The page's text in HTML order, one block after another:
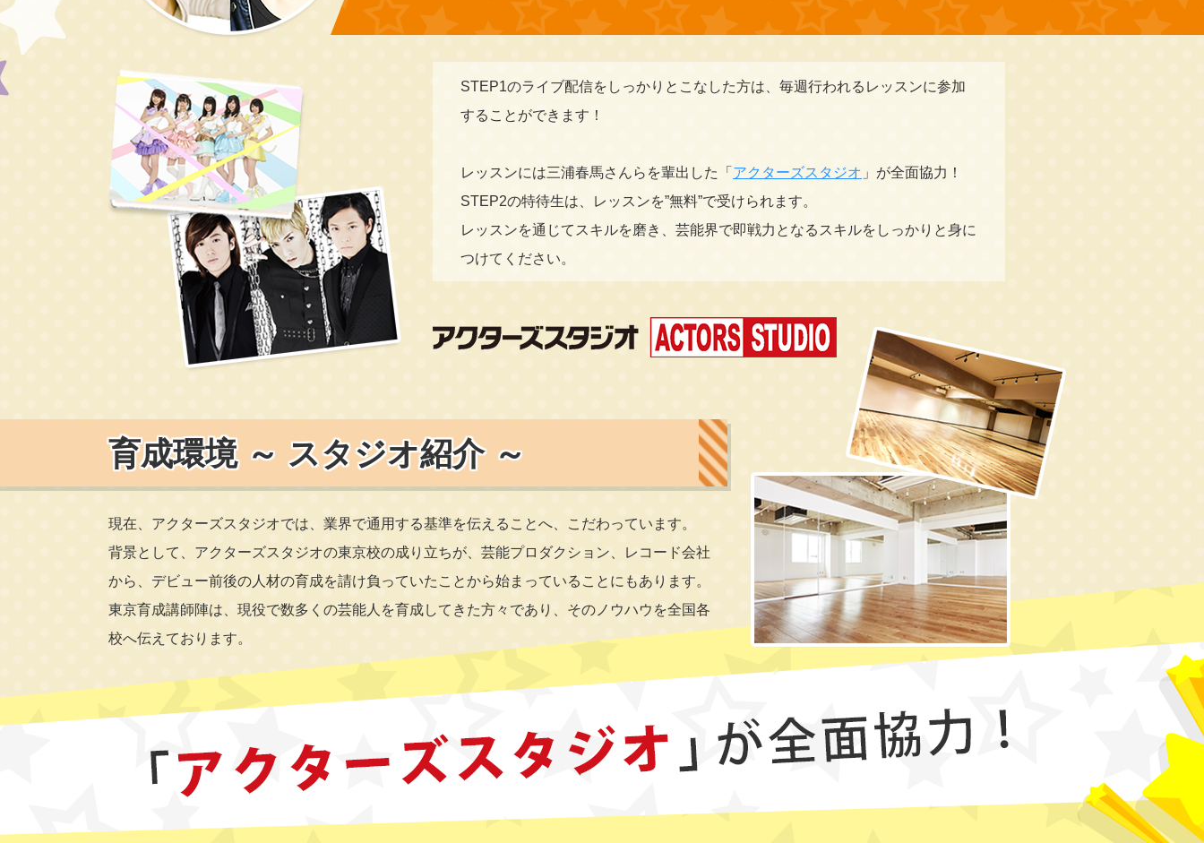
STEP1のライブ配信をしっかりとこなした方は、毎週行われるレッスンに参加
することができます！
レッスンには三浦春馬さんらを輩出した「 アクターズスタジオ 」が全面協力！
STEP2の特待生は、レッスンを”無料”で受けられます。
レッスンを通じてスキルを磨き、芸能界で即戦力となるスキルをしっかりと身に
つけてください。
育成環境 ～ スタジオ紹介 ～
現在、アクターズスタジオでは、業界で通用する基準を伝えることへ、こだわっています。
背景として、アクターズスタジオの東京校の成り立ちが、芸能プロダクション、レコード会社
から、デビュー前後の人材の育成を請け負っていたことから始まっていることにもあります。
東京育成講師陣は、現役で数多くの芸能人を育成してきた方々であり、そのノウハウを全国各
校へ伝えております。